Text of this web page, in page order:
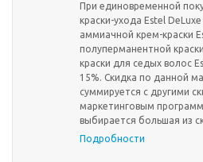
При единовременной
краски-ухода Estel
аммиачной крем-краски
полуперманентной
краски для седых волос
15%. Скидка по данной
суммируется с другими
маркетинговым
выбирается большая из
Подробности